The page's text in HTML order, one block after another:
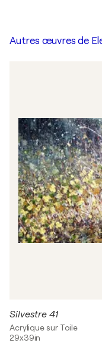
Autres œuvres de
Silvestre 41
Acrylique sur Toile
29x39in